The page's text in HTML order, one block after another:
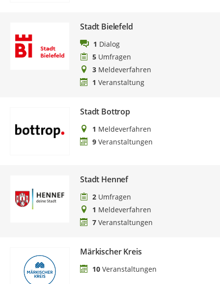
Stadt Bielefeld
1 Dialog
5 Umfragen
3 Meldeverfahren
1 Veranstaltung
Stadt Bottrop
1 Meldeverfahren
9 Veranstaltungen
Stadt Hennef
2 Umfragen
1 Meldeverfahren
7 Veranstaltungen
Märkischer Kreis
10 Veranstaltungen